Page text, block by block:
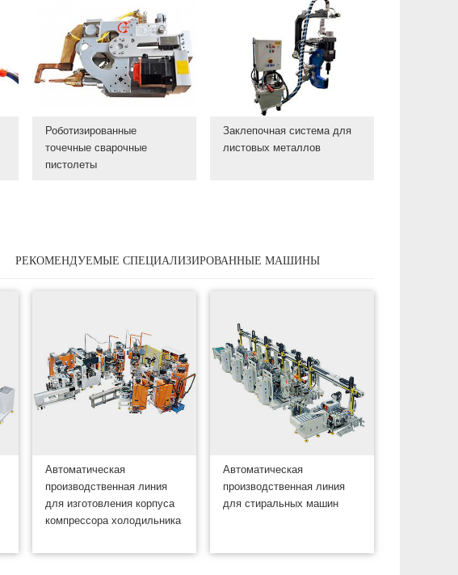
Роботизированные
точечные сварочные
пистолеты
Заклепочная система для
листовых металлов
РЕКОМЕНДУЕМЫЕ СПЕЦИАЛИЗИРОВАННЫЕ МАШИНЫ
Автоматическая
производственная линия
для изготовления корпуса
компрессора холодильника
Автоматическая
производственная линия
для стиральных машин